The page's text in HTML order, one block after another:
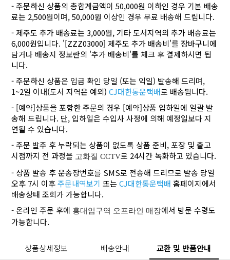
- 주문하신 상품의 총합계금액이 50,000원 이하인 경우 기본 배송
료는 2,500원이며, 50,000원 이상인 경우 무료 배송해 드립니다.
- 제주도 추가 배송료는 3,000원, 기타 도서지역의 추가 배송료는
6,000원입니다. '[ZZZ03000] 제주도 추가 배송비'를 장바구니에
담거나 배송지 정보란의 '추가 배송비'를 체크 후 결제하시면 됩
니다.
- 주문하신 상품은 입금 확인 당일 (또는 익일) 발송해 드리며,
1~2일 이내(도서 지역은 예외)CJ대한통운택배로 배송됩니다.
- [예약]상품을 포함한 주문의 경우 [예약]상품 입하일에 일괄 발
송해 드립니다. 단, 입하일은 수입사 사정에 의해 예정일보다 지
연될 수 있습니다.
- 주문 발주 후 누락되는 상품이 없도록 상품 준비, 포장 및 출고
시점까지 전 과정을 고화질 CCTV로 24시간 녹화하고 있습니다.
- 상품 발송 후 운송장번호를 SMS로 전송해 드리므로 발송 당일
오후 7시 이후주문내역보기 또는CJ대한통운택배 홈페이지에서
배송상태 조회가 가능합니다.
- 온라인 주문 후에 홍대입구역 오프라인 매장에서 방문 수령도
가능합니다.
상품상세정보 배송안내 교환 및 반품안내